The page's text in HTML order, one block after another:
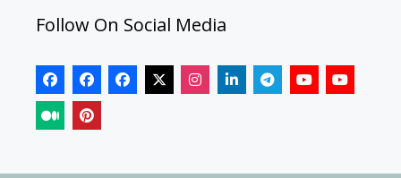
Follow On Social Media